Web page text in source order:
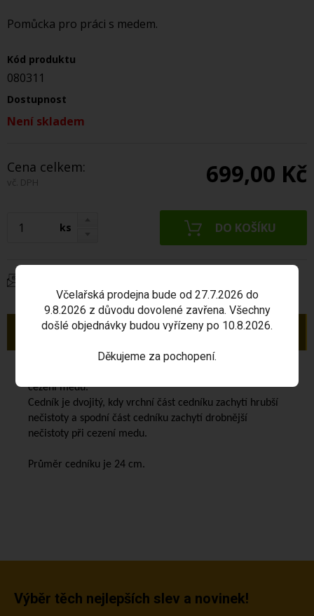
Pomůcka pro práci s medem.
Kód produktu
080311
Dostupnost
Není skladem
Cena celkem:
vč. DPH 699,00 Kč
ks
Popis
cezení medu.
Cedník je dvojitý, kdy vrchní část cedníku zachytí hrubší
nečistoty a spodní část cedníku zachytí drobnější
nečistoty při cezení medu.
Průměr cedníku je 24 cm.
Výběr těch nejlepších slev a novinek!
Včelařská prodejna bude od 27.7.2026 do
9.8.2026 z důvodu dovolené zavřena. Všechny
došlé objednávky budou vyřízeny po 10.8.2026.
Děkujeme za pochopení.